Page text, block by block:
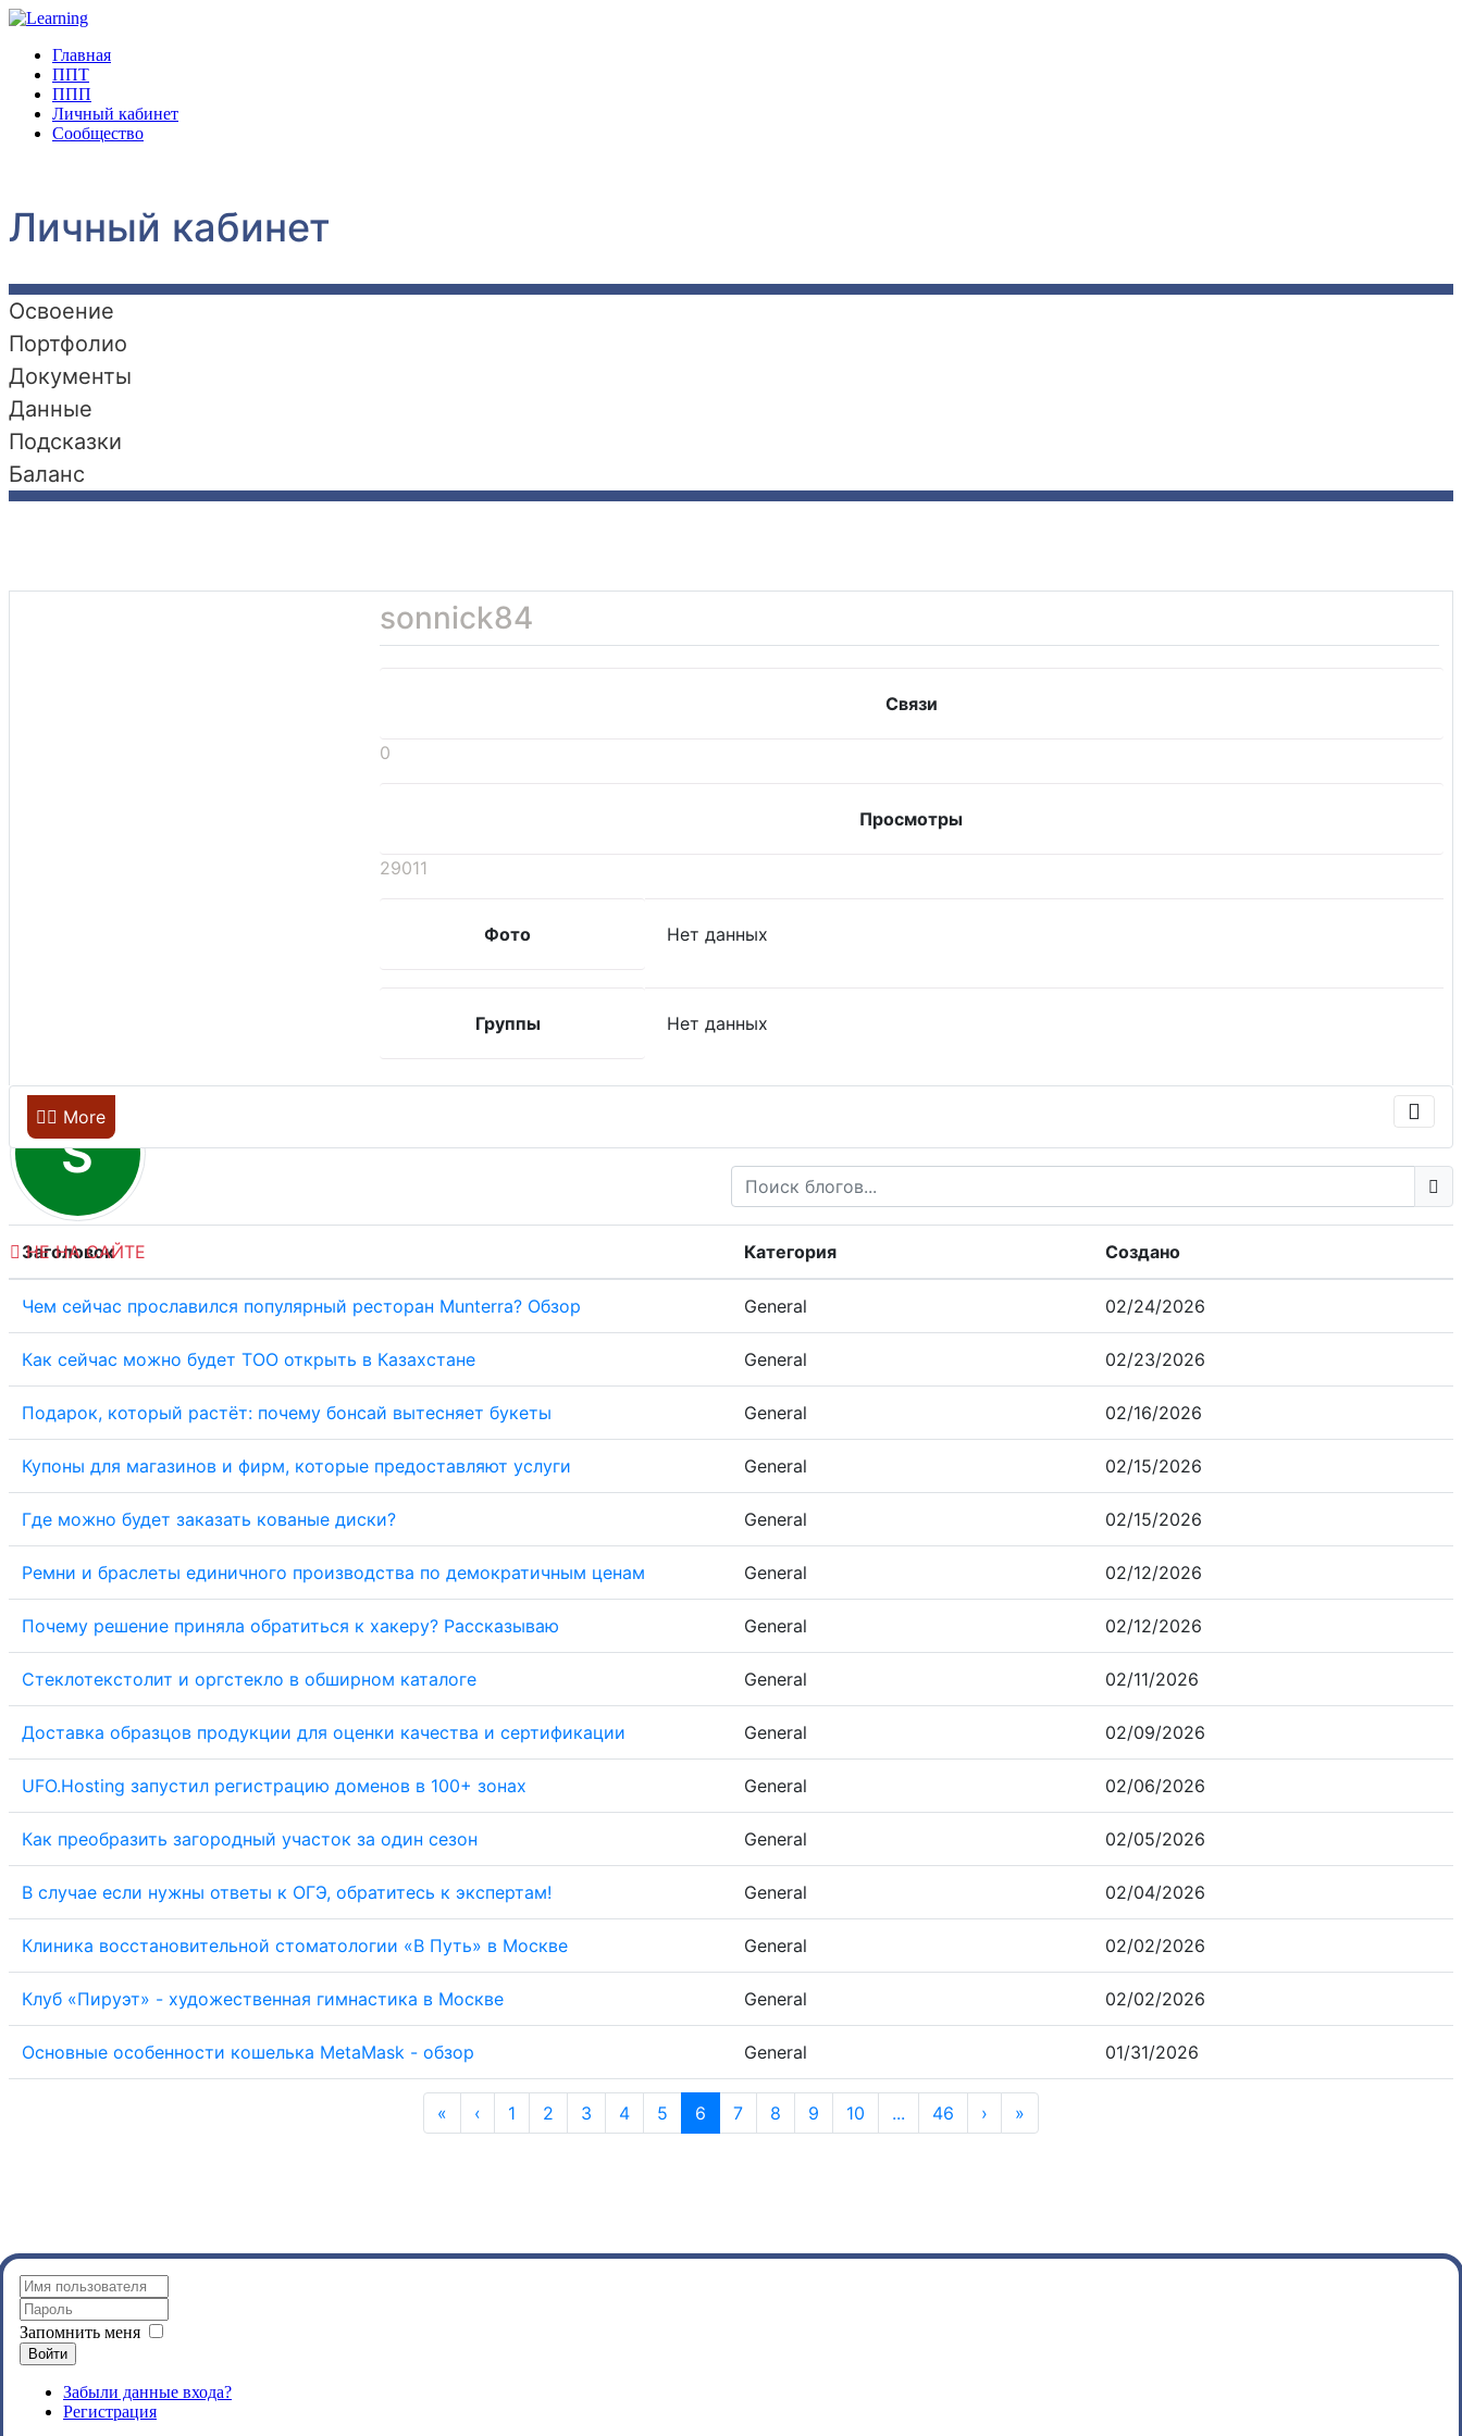
Главная
ППТ
ППП
Личный кабинет
Сообщество
Личный кабинет
Освоение
Портфолио
Документы
Данные
Подсказки
Баланс
S
НЕ НА САЙТЕ
sonnick84
Связи
0
Просмотры
29011
Фото Нет данных
Группы Нет данных
Главная
More
Заголовок Категория Создано
Чем сейчас прославился популярный ресторан Munterra? Обзор General 02/24/2026
Как сейчас можно будет ТОО открыть в Казахстане General 02/23/2026
Подарок, который растёт: почему бонсай вытесняет букеты General 02/16/2026
Купоны для магазинов и фирм, которые предоставляют услуги General 02/15/2026
Где можно будет заказать кованые диски? General 02/15/2026
Ремни и браслеты единичного производства по демократичным ценам General 02/12/2026
Почему решение приняла обратиться к хакеру? Рассказываю General 02/12/2026
Стеклотекстолит и оргстекло в обширном каталоге General 02/11/2026
Доставка образцов продукции для оценки качества и сертификации General 02/09/2026
UFO.Hosting запустил регистрацию доменов в 100+ зонах General 02/06/2026
Как преобразить загородный участок за один сезон General 02/05/2026
В случае если нужны ответы к ОГЭ, обратитесь к экспертам! General 02/04/2026
Клиника восстановительной стоматологии «В Путь» в Москве General 02/02/2026
Клуб «Пируэт» - художественная гимнастика в Москве General 02/02/2026
Основные особенности кошелька MetaMask - обзор General 01/31/2026
« ‹ 1 2 3 4 5 6 7 8 9 10 ... 46 › »
Запомнить меня
Войти
Забыли данные входа?
Регистрация